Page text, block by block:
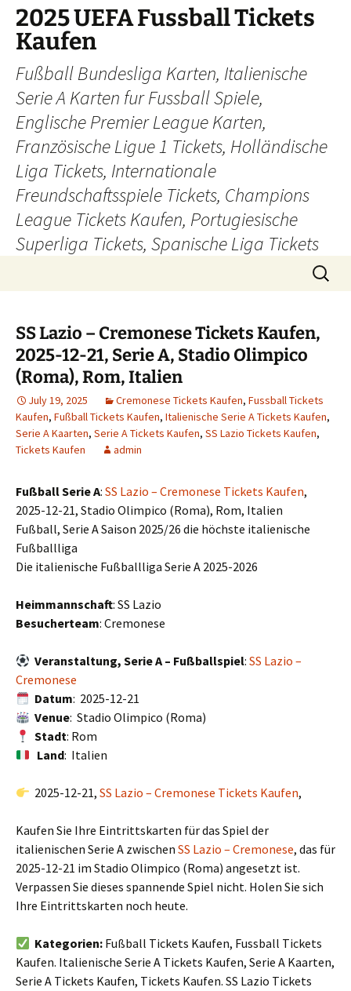
Skip
content
2025 UEFA Fussball Tickets
Kaufen
Fußball Bundesliga Karten, Italienische
Serie A Karten fur Fussball Spiele,
Englische Premier League Karten,
Französische Ligue 1 Tickets, Holländische
Liga Tickets, Internationale
Freundschaftsspiele Tickets, Champions
League Tickets Kaufen, Portugiesische
Superliga Tickets, Spanische Liga Tickets
Search
for:
SS Lazio – Cremonese Tickets Kaufen,
2025-12-21, Serie A, Stadio Olimpico
(Roma), Rom, Italien
July 19, 2025 Cremonese Tickets Kaufen, Fussball Tickets
Kaufen, Fußball Tickets Kaufen, Italienische Serie A Tickets Kaufen,
Serie A Kaarten, Serie A Tickets Kaufen, SS Lazio Tickets Kaufen,
Tickets Kaufen
admin
Fußball Serie A: SS Lazio – Cremonese Tickets Kaufen,
2025-12-21, Stadio Olimpico (Roma), Rom, Italien
Fußball, Serie A Saison 2025/26 die höchste italienische
Fußballliga
Die italienische Fußballliga Serie A 2025-2026
Heimmannschaft: SS Lazio
Besucherteam: Cremonese
Veranstaltung, Serie A – Fußballspiel:SS Lazio –
Cremonese
Datum: 2025-12-21
Venue: Stadio Olimpico (Roma)
Stadt: Rom
Land: Italien
2025-12-21,SS Lazio – Cremonese Tickets Kaufen,
Kaufen Sie Ihre Eintrittskarten für das Spiel der
italienischen Serie A zwischen SS Lazio – Cremonese, das für
2025-12-21 im Stadio Olimpico (Roma) angesetzt ist.
Verpassen Sie dieses spannende Spiel nicht. Holen Sie sich
Ihre Eintrittskarten noch heute.
Kategorien: Fußball Tickets Kaufen, Fussball Tickets
Kaufen. Italienische Serie A Tickets Kaufen, Serie A Kaarten,
Serie A Tickets Kaufen, Tickets Kaufen. SS Lazio Tickets